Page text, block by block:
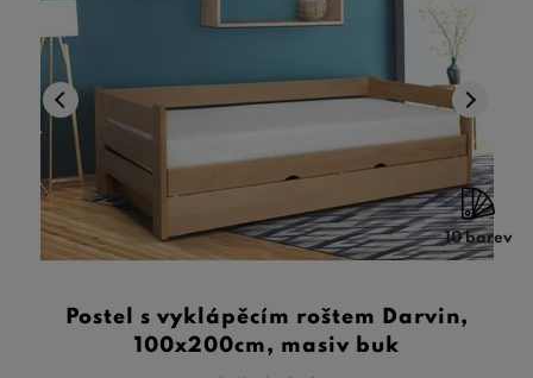
10 barev
Postel s vyklápěcím roštem Darvin,
100x200cm, masiv buk